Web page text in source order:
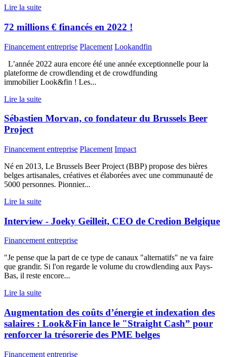
Lire la suite
72 millions € financés en 2022 !
Financement entreprise Placement Lookandfin
L’année 2022 aura encore été une année exceptionnelle pour la
plateforme de crowdlending et de crowdfunding
immobilier Look&fin ! Les...
Lire la suite
Sébastien Morvan, co fondateur du Brussels Beer
Project
Financement entreprise Placement Impact
Né en 2013, Le Brussels Beer Project (BBP) propose des bières
belges artisanales, créatives et élaborées avec une communauté de
5000 personnes. Pionnier...
Lire la suite
Interview - Joeky Geilleit, CEO de Credion Belgique
Financement entreprise
"Je pense que la part de ce type de canaux "alternatifs" ne va faire
que grandir. Si l'on regarde le volume du crowdlending aux Pays-
Bas, il reste encore...
Lire la suite
Augmentation des coûts d’énergie et indexation des
salaires : Look&Fin lance le "Straight Cash” pour
renforcer la trésorerie des PME belges
Financement entreprise